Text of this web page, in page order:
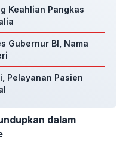
Keahlian Pangkas
Gubernur BI, Nama
Pelayanan Pasien
dalam